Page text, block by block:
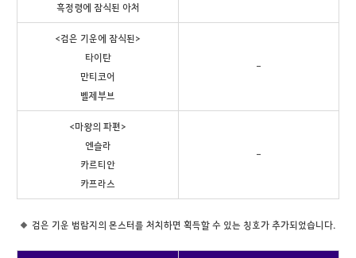
흑정령에 잠식된 아처
<검은 기운에 잠식된>
타이탄
만티코어
벨제부브
-
<마왕의 파편>
엔슬라
카르티안
카프라스
-
검은 기운 범람지의 몬스터를 처치하면 획득할 수 있는 칭호가 추가되었습니다.